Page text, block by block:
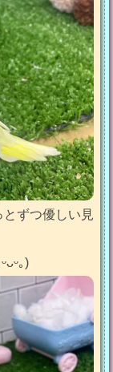
とずつ優しい見
｡)